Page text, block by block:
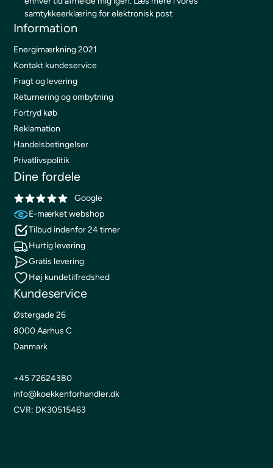
samtykkeerklæring for elektronisk post
Information
Energimærkning 2021
Kontakt kundeservice
Fragt og levering
Returnering og ombytning
Fortryd køb
Reklamation
Handelsbetingelser
Privatlivspolitik
Dine fordele
Google
E-mærket webshop
Tilbud indenfor 24 timer
Hurtig levering
Gratis levering
Høj kundetilfredshed
Kundeservice
Østergade 26
8000 Aarhus C
Danmark
+45 72624380
info@koekkenforhandler.dk
CVR: DK30515463